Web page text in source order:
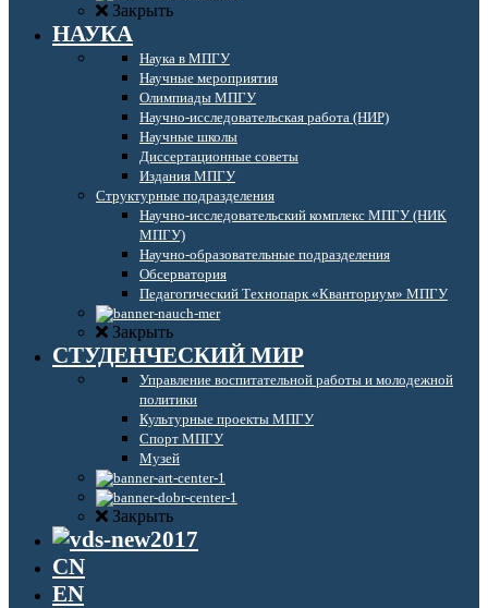
Закрыть
НАУКА
Наука в МПГУ
Научные мероприятия
Олимпиады МПГУ
Научно-исследовательская работа (НИР)
Научные школы
Диссертационные советы
Издания МПГУ
Структурные подразделения
Научно-исследовательский комплекс МПГУ (НИК
МПГУ)
Научно-образовательные подразделения
Обсерватория
Педагогический Технопарк «Кванториум» МПГУ
Закрыть
СТУДЕНЧЕСКИЙ МИР
Управление воспитательной работы и молодежной
политики
Культурные проекты МПГУ
Спорт МПГУ
Музей
Закрыть
CN
EN